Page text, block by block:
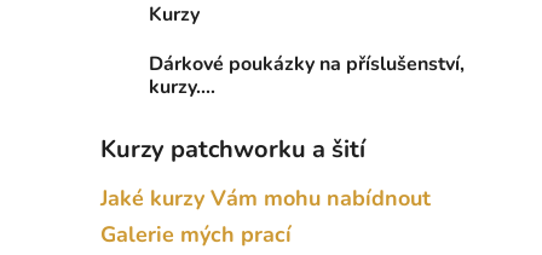
Kurzy
Dárkové poukázky na příslušenství,
kurzy....
Kurzy patchworku a šití
Jaké kurzy Vám mohu nabídnout
Galerie mých prací